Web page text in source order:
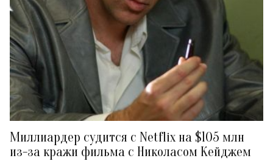
Миллиардер судится с Netflix на $105 млн
из-за кражи фильма с Николасом Кейджем